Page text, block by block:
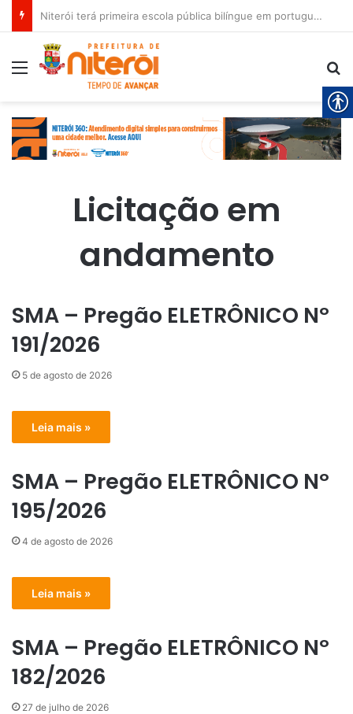
Niterói terá primeira escola pública bilíngue em português e espanhol
Menu
Licitação em
andamento
SMA – Pregão ELETRÔNICO Nº
191/2026
5 de agosto de 2026
Leia mais »
SMA – Pregão ELETRÔNICO Nº
195/2026
4 de agosto de 2026
Leia mais »
SMA – Pregão ELETRÔNICO Nº
182/2026
27 de julho de 2026